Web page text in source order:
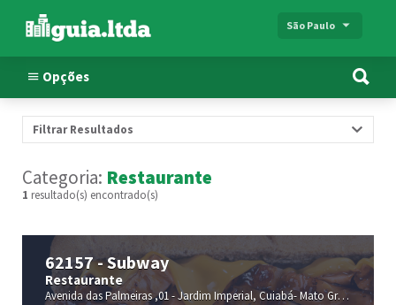
São Paulo
Opções
Filtrar Resultados
Categoria: Restaurante
1 resultado(s) encontrado(s)
62157 - Subway
Restaurante
Avenida das Palmeiras ,01 -Jardim Imperial, Cuiabá-Mato Grosso(MT)